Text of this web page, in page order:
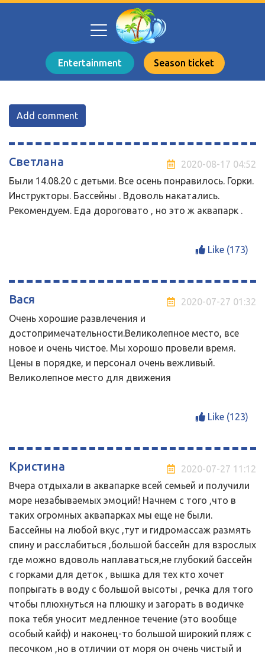
Entertainment Season ticket
Add comment
Светлана
2020-08-17 04:52
Были 14.08.20 с детьми. Все осень понравилось. Горки.
Инструкторы. Бассейны . Вдоволь накатались.
Рекомендуем. Еда дороговато , но это ж аквапарк .
Like (173)
Вася
2020-07-27 01:32
Очень хорошие развлечения и
достопримечательности.Великолепное место, все
новое и очень чистое. Мы хорошо провели время.
Цены в порядке, и персонал очень вежливый.
Великолепное место для движения
Like (123)
Кристина
2020-07-27 11:12
Вчера отдыхали в аквапарке всей семьей и получили
море незабываемых эмоций! Начнем с того ,что в
таких огромных аквапарках мы еще не были.
Бассейны на любой вкус ,тут и гидромассаж размять
спину и расслабиться ,большой бассейн для взрослых
где можно вдоволь наплаваться,не глубокий бассейн
с горками для деток , вышка для тех кто хочет
попрыгать в воду с большой высоты , речка для того
чтобы плюхнуться на плюшку и загорать в водичке
пока тебя уносит медленное течение (это вообще
особый кайф) и наконец-то большой широкий пляж с
песочком ,но в отличии от моря он очень чистый и